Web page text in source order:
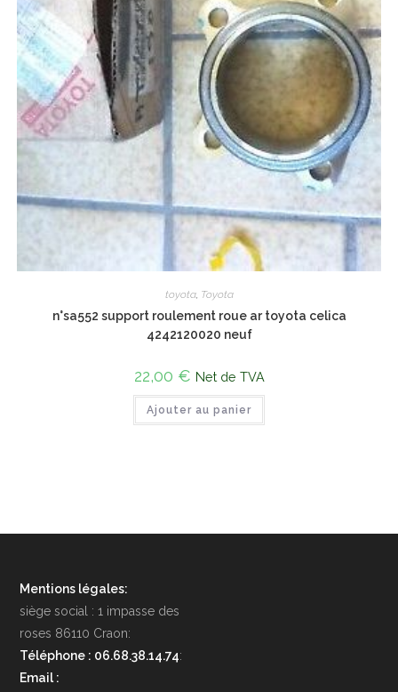
toyota, Toyota
n°sa552 support roulement roue ar toyota celica
4242120020 neuf
22,00 € Net de TVA
Ajouter au panier
Mentions légales:
siège social : 1 impasse des
roses 86110 Craon:
Téléphone : 06.68.38.14.74:
Email :